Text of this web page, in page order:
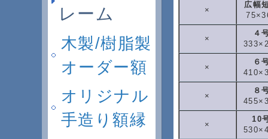
×
広幅
×
４
×
６
×
８
×
10
レーム
木製/樹脂製
オーダー額
オリジナル
手造り額縁